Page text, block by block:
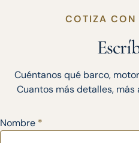
COTIZA CON
Cuéntanos qué barco,
Cuantos más detalles,
Nombre *